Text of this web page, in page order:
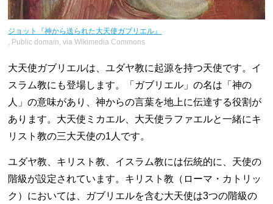
ジョット『神から送られた大天使ガブリエル』
, Public domain, via Wikimedia Commons
大天使ガブリエルは、ユダヤ教に起源を持つ天使です。イ
スラム教にも登場します。「ガブリエル」の名は「神の
人」の意味があり、神からの言葉を地上に伝達する役割が
あります。大天使ミカエル、大天使ラファエルと一緒にキ
リスト教の三大天使の1人です。
ユダヤ教、キリスト教、イスラム教には伝統的に、天使の
階級が設定されています。キリスト教（ローマ・カトリッ
ク）においては、ガブリエルを含む大天使は3つの階級の